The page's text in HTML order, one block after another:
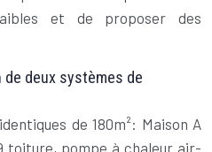
et de proposer des
de deux systèmes de
de 180m²: Maison A
toiture, pompe à chaleur air-